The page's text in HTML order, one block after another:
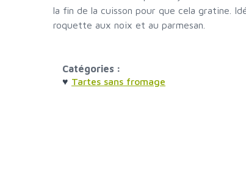
la fin de la cuisson pour que cela gratine.
roquette aux noix et au parmesan.
Catégories :
♥ Tartes sans fromage